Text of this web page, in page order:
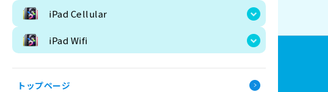
iPad Cellular
iPad Wifi
トップページ
iPad Wifi